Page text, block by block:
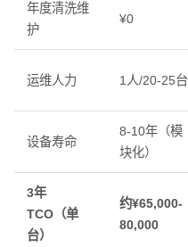
年度清洗维
护
¥0
运维人力 1人/20-25台
设备寿命
8-10年（模
块化）
3年
TCO（单
台）
约¥65,000-
80,000